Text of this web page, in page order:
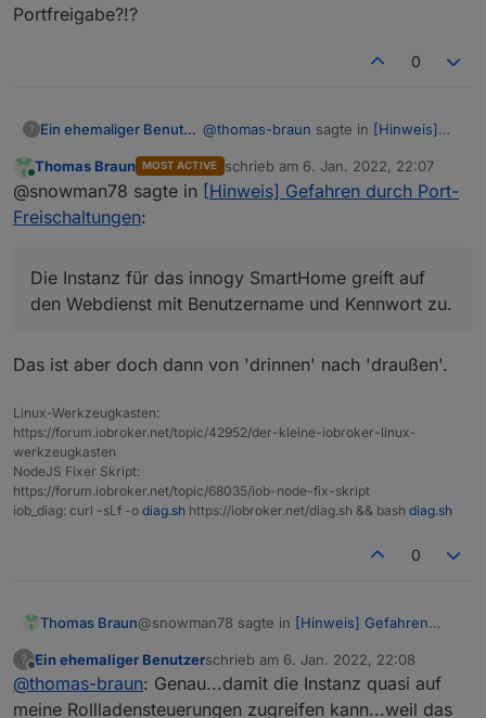
Portfreigabe?!?
0
? Ein ehemaliger Benutzer @thomas-braun sagte in [Hinweis]
@snowman78 sagte in[Hinweis]
Da habe ich nach Außen
nur den Zugriff auf mein
dafür braucht es meines Wissens
nach keine Portfreigabe?!?
Thomas Braun MOST ACTIVE schrieb am 6. Jan. 2022, 22:07
zuletzt editiert von
@snowman78 sagte in [Hinweis] Gefahren durch Port-
Freischaltungen:
Die Instanz für das innogy SmartHome greift auf
den Webdienst mit Benutzername und Kennwort zu.
Das ist aber doch dann von 'drinnen' nach 'draußen'.
Linux-Werkzeugkasten:
https://forum.iobroker.net/topic/42952/der-kleine-iobroker-linux-
werkzeugkasten
NodeJS Fixer Skript:
https://forum.iobroker.net/topic/68035/iob-node-fix-skript
iob_diag: curl -sLf -o diag.sh https://iobroker.net/diag.sh && bash diag.sh
0
Thomas Braun@snowman78 sagte in [Hinweis] Gefahren
Die Instanz für das innogy SmartHome
greift auf den Webdienst mit
?
Offline
Ein ehemaliger Benutzerschrieb am 6. Jan. 2022, 22:08
zuletzt editiert von
@thomas-braun: Genau...damit die Instanz quasi auf
meine Rollladensteuerungen zugreifen kann...weil das